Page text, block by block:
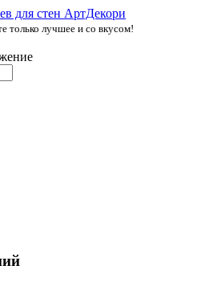
только лучшее и со вкусом!